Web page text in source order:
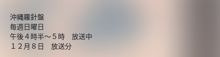
沖縄羅針盤
毎週日曜日
午後４時半～５時 放送中
１２月８日 放送分